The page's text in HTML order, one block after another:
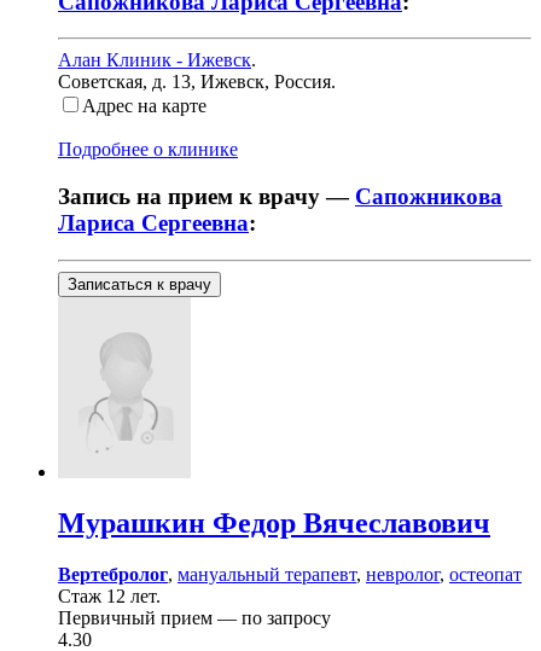
Алан Клиник - Ижевск.
Советская, д. 13, Ижевск, Россия.
Адрес на карте
Подробнее о клинике
Запись на прием к врачу — Сапожникова
Лариса Сергеевна:
Записаться к врачу
Мурашкин Федор Вячеславович
Вертебролог, мануальный терапевт, невролог, остеопат
Стаж 12 лет.
Первичный прием — по запросу
4.30